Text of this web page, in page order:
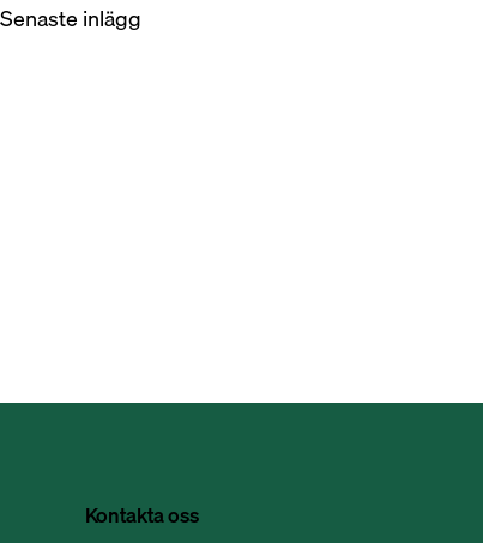
Senaste inlägg
Kontakta oss